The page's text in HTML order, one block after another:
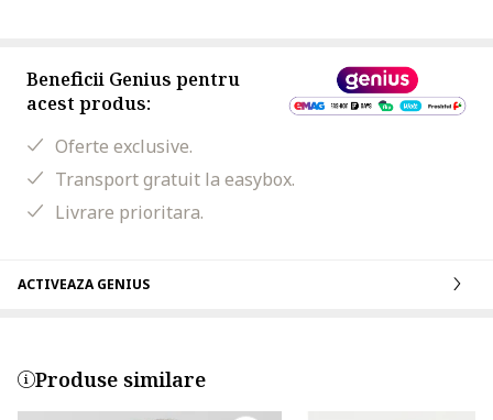
Beneficii Genius pentru
acest produs:
Oferte exclusive.
Transport gratuit la easybox.
Livrare prioritara.
ACTIVEAZA GENIUS
Produse similare